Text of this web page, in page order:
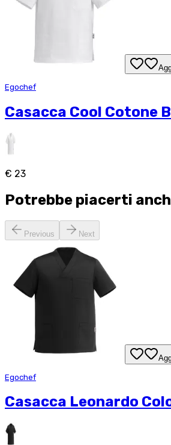
Egochef
Casacca Cool Cotone
€ 23
Potrebbe piacerti
Previous Next
Egochef
Casacca Leonardo